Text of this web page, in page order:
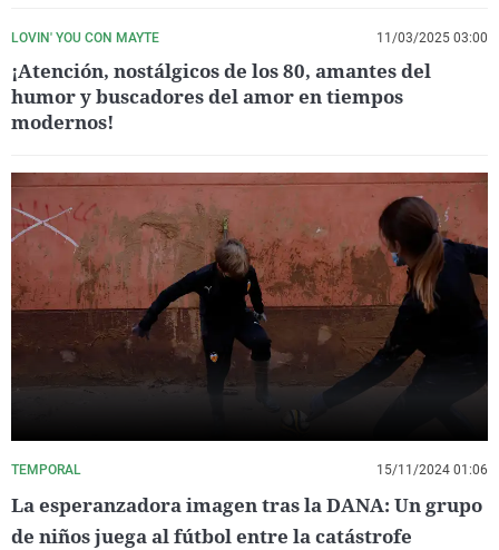
LOVIN' YOU CON MAYTE 11/03/2025 03:00
¡Atención, nostálgicos de los 80, amantes del
humor y buscadores del amor en tiempos
modernos!
TEMPORAL 15/11/2024 01:06
La esperanzadora imagen tras la DANA: Un grupo
de niños juega al fútbol entre la catástrofe